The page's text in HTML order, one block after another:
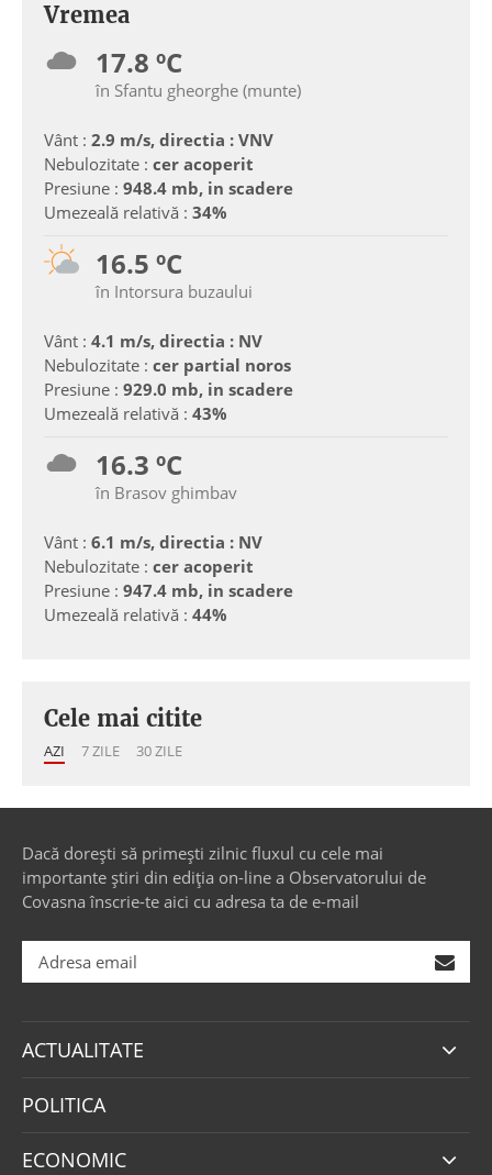
Vremea
17.8 ºC
în Sfantu gheorghe (munte)
Vânt : 2.9 m/s, directia : VNV
Nebulozitate : cer acoperit
Presiune : 948.4 mb, in scadere
Umezeală relativă : 34%
16.5 ºC
în Intorsura buzaului
Vânt : 4.1 m/s, directia : NV
Nebulozitate : cer partial noros
Presiune : 929.0 mb, in scadere
Umezeală relativă : 43%
16.3 ºC
în Brasov ghimbav
Vânt : 6.1 m/s, directia : NV
Nebulozitate : cer acoperit
Presiune : 947.4 mb, in scadere
Umezeală relativă : 44%
Cele mai citite
AZI 7 ZILE 30 ZILE
Dacă dorești să primești zilnic fluxul cu cele mai
importante știri din ediția on-line a Observatorului de
Covasna înscrie-te aici cu adresa ta de e-mail
ACTUALITATE
POLITICA
ECONOMIC